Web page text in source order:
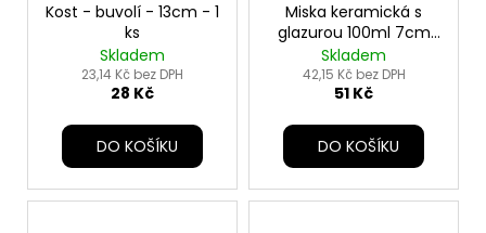
Kost - buvolí - 13cm - 1
ks
Skladem
23,14 Kč bez DPH
28 Kč
DO KOŠÍKU
Miska keramická s
glazurou 100ml 7cm
mix barev TR
Skladem
42,15 Kč bez DPH
51 Kč
DO KOŠÍKU